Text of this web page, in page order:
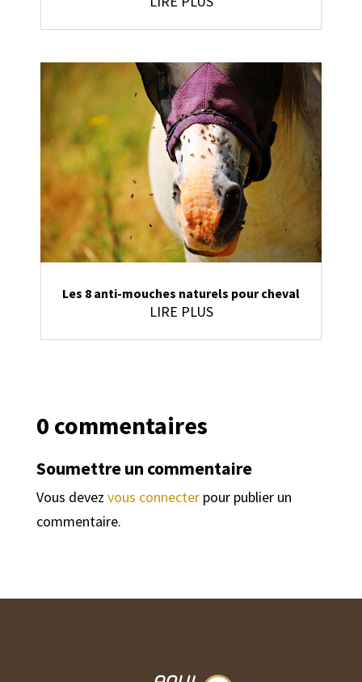
Les 8 anti-mouches naturels pour cheval
LIRE PLUS
0 commentaires
Soumettre un commentaire
Vous devez vous connecterpour publier un
commentaire.